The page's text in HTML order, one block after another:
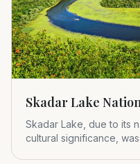
Skadar Lake
Skadar Lake, due to its
cultural significance,